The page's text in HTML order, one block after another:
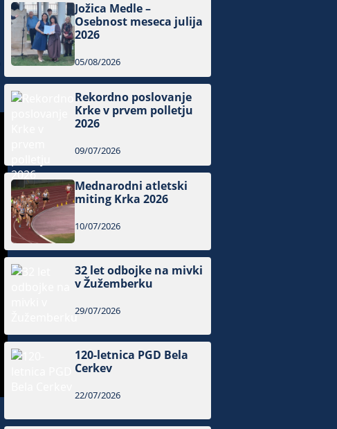
Jožica Medle –
Osebnost meseca julija
2026
05/08/2026
Rekordno poslovanje
Krke v prvem polletju
2026
09/07/2026
Mednarodni atletski
miting Krka 2026
10/07/2026
32 let odbojke na mivki
v Žužemberku
29/07/2026
120-letnica PGD Bela
Cerkev
22/07/2026